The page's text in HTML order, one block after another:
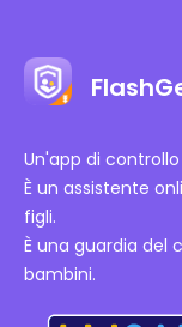
Un'app di
È un assistente
figli.
È una guardia del
bambini.